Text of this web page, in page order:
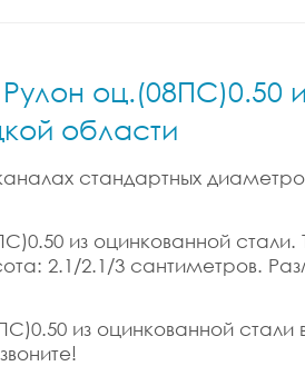
оц.(08ПС)0.50
области
стандартных
из оцинкованной
2.1/2.1/3 сантиметров.
из оцинкованной стали